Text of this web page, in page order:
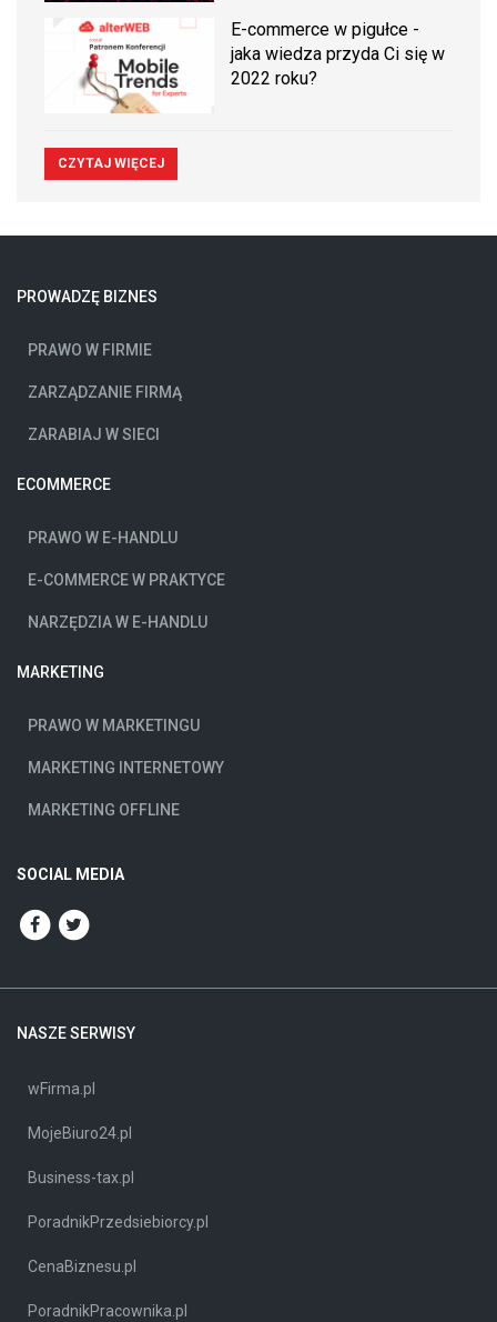
E-commerce w pigułce -
jaka wiedza przyda Ci się w
2022 roku?
CZYTAJ WIĘCEJ
PROWADZĘ BIZNES
PRAWO W FIRMIE
ZARZĄDZANIE FIRMĄ
ZARABIAJ W SIECI
ECOMMERCE
PRAWO W E-HANDLU
E-COMMERCE W PRAKTYCE
NARZĘDZIA W E-HANDLU
MARKETING
PRAWO W MARKETINGU
MARKETING INTERNETOWY
MARKETING OFFLINE
SOCIAL MEDIA
NASZE SERWISY
wFirma.pl
MojeBiuro24.pl
Business-tax.pl
PoradnikPrzedsiebiorcy.pl
CenaBiznesu.pl
PoradnikPracownika.pl